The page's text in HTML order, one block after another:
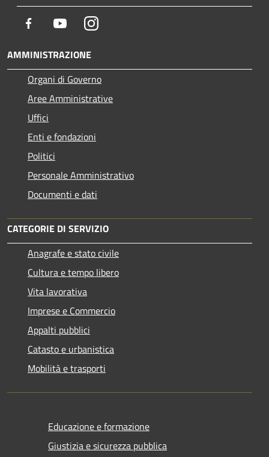
Facebook YoutubeInstagram
AMMINISTRAZIONE
Organi di Governo
Aree Amministrative
Uffici
Enti e fondazioni
Politici
Personale Amministrativo
Documenti e dati
CATEGORIE DI SERVIZIO
Anagrafe e stato civile
Cultura e tempo libero
Vita lavorativa
Imprese e Commercio
Appalti pubblici
Catasto e urbanistica
Mobilità e trasporti
Educazione e formazione
Giustizia e sicurezza pubblica